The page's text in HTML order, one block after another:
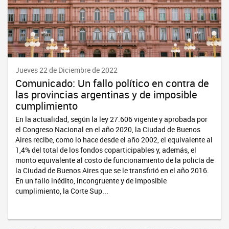
Jueves 22 de Diciembre de 2022
Comunicado: Un fallo político en contra de
las provincias argentinas y de imposible
cumplimiento
En la actualidad, según la ley 27.606 vigente y aprobada por
el Congreso Nacional en el año 2020, la Ciudad de Buenos
Aires recibe, como lo hace desde el año 2002, el equivalente al
1,4% del total de los fondos coparticipables y, además, el
monto equivalente al costo de funcionamiento de la policía de
la Ciudad de Buenos Aires que se le transﬁrió en el año 2016.
En un fallo inédito, incongruente y de imposible
cumplimiento, la Corte Sup...